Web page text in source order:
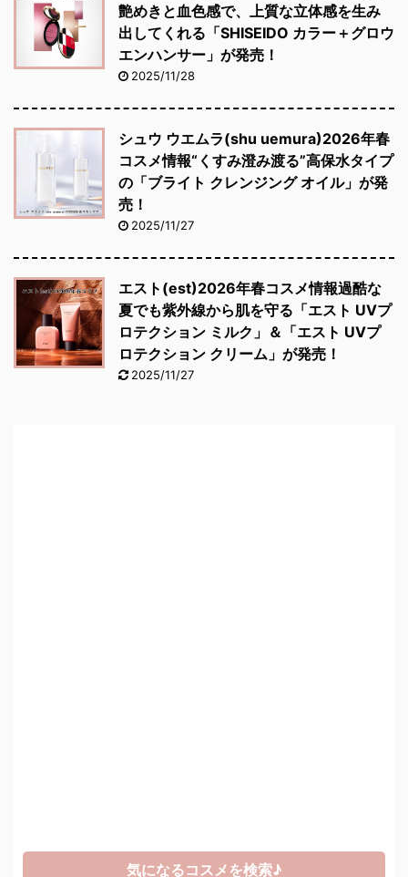
艶めきと血色感で、上質な立体感を生み
出してくれる「SHISEIDO カラー＋グロウ
エンハンサー」が発売！
2025/11/28
シュウ ウエムラ(shu uemura)2026年春
コスメ情報“くすみ澄み渡る”高保水タイプ
の「ブライト クレンジング オイル」が発
売！
2025/11/27
エスト(est)2026年春コスメ情報過酷な
夏でも紫外線から肌を守る「エスト UVプ
ロテクション ミルク」＆「エスト UVプ
ロテクション クリーム」が発売！
2025/11/27
気になるコスメを検索♪